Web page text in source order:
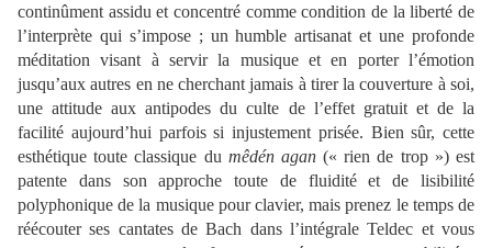
continûment assidu et concentré comme condition de la liberté de
l’interprète qui s’impose ; un humble artisanat et une profonde
méditation visant à servir la musique et en porter l’émotion
jusqu’aux autres en ne cherchant jamais à tirer la couverture à soi,
une attitude aux antipodes du culte de l’effet gratuit et de la
facilité aujourd’hui parfois si injustement prisée. Bien sûr, cette
esthétique toute classique du mêdén agan(« rien de trop ») est
patente dans son approche toute de fluidité et de lisibilité
polyphonique de la musique pour clavier, mais prenez le temps de
réécouter ses cantates de Bach dans l’intégrale Teldec et vous